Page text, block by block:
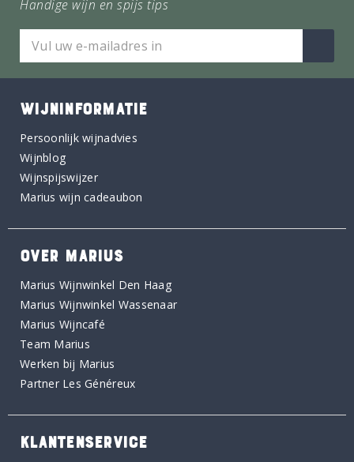
Handige wijn en spijs tips
WIJNINFORMATIE
Persoonlijk wijnadvies
Wijnblog
Wijnspijswijzer
Marius wijn cadeaubon
OVER MARIUS
Marius Wijnwinkel Den Haag
Marius Wijnwinkel Wassenaar
Marius Wijncafé
Team Marius
Werken bij Marius
Partner Les Généreux
KLANTENSERVICE